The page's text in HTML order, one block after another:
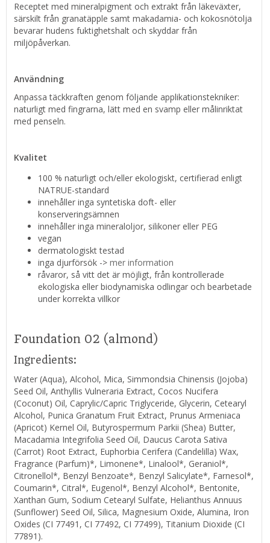
Receptet med mineralpigment och extrakt från läkeväxter,
särskilt från granatäpple samt makadamia- och kokosnötolja
bevarar hudens fuktighetshalt och skyddar från
miljöpåverkan.
Användning
Anpassa täckkraften genom följande applikationstekniker:
naturligt med fingrarna, lätt med en svamp eller målinriktat
med penseln.
Kvalitet
100 % naturligt och/eller ekologiskt, certifierad enligt
NATRUE-standard
innehåller inga syntetiska doft- eller
konserveringsämnen
innehåller inga mineraloljor, silikoner eller PEG
vegan
dermatologiskt testad
inga djurförsök -> mer information
råvaror, så vitt det är möjligt, från kontrollerade
ekologiska eller biodynamiska odlingar och bearbetade
under korrekta villkor
Foundation 02 (almond)
Ingredients:
Water (Aqua), Alcohol, Mica, Simmondsia Chinensis (Jojoba)
Seed Oil, Anthyllis Vulneraria Extract, Cocos Nucifera
(Coconut) Oil, Caprylic/Capric Triglyceride, Glycerin, Cetearyl
Alcohol, Punica Granatum Fruit Extract, Prunus Armeniaca
(Apricot) Kernel Oil, Butyrospermum Parkii (Shea) Butter,
Macadamia Integrifolia Seed Oil, Daucus Carota Sativa
(Carrot) Root Extract, Euphorbia Cerifera (Candelilla) Wax,
Fragrance (Parfum)*, Limonene*, Linalool*, Geraniol*,
Citronellol*, Benzyl Benzoate*, Benzyl Salicylate*, Farnesol*,
Coumarin*, Citral*, Eugenol*, Benzyl Alcohol*, Bentonite,
Xanthan Gum, Sodium Cetearyl Sulfate, Helianthus Annuus
(Sunflower) Seed Oil, Silica, Magnesium Oxide, Alumina, Iron
Oxides (CI 77491, CI 77492, CI 77499), Titanium Dioxide (CI
77891).